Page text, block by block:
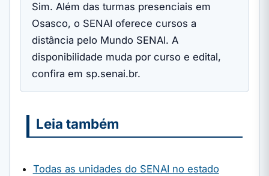
Sim. Além das turmas presenciais em
Osasco, o SENAI oferece cursos a
distância pelo Mundo SENAI. A
disponibilidade muda por curso e edital,
confira em sp.senai.br.
Leia também
Todas as unidades do SENAI no estado